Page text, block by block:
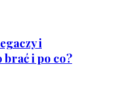
i
i po co?